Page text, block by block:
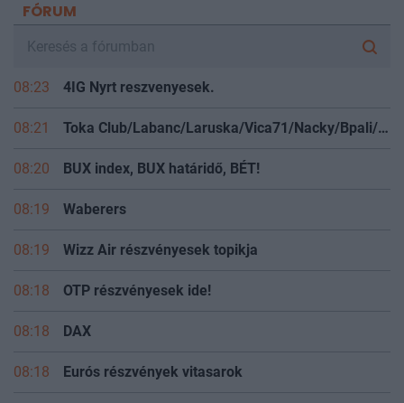
FÓRUM
08:23 4IG Nyrt reszvenyesek.
08:21 Toka Club/Labanc/Laruska/Vica71/Nacky/Bpali/Oldrider/Josefernando/Mcbull/Kawaszabi
08:20 BUX index, BUX határidő, BÉT!
08:19 Waberers
08:19 Wizz Air részvényesek topikja
08:18 OTP részvényesek ide!
08:18 DAX
08:18 Eurós részvények vitasarok